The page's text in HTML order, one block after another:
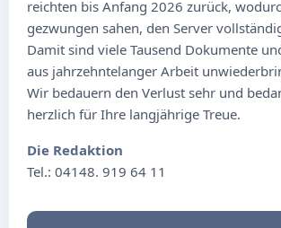
reichten bis Anfang 2026 zurück,
gezwungen sahen, den Server
Damit sind viele Tausend Dokumente
aus jahrzehntelanger Arbeit
Wir bedauern den Verlust sehr und
herzlich für Ihre langjährige Treue.
Die Redaktion
Tel.: 04148. 919 64 11